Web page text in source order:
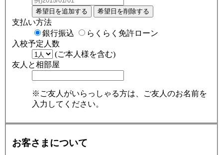
支払い方法
銀行振込
らくらく免許ローン
入校予定人数
(ご本人様を含む)
友人と相部屋
※ご友人がいらっしゃる方は、ご友人のお名前を
入力してください。
お客さまについて